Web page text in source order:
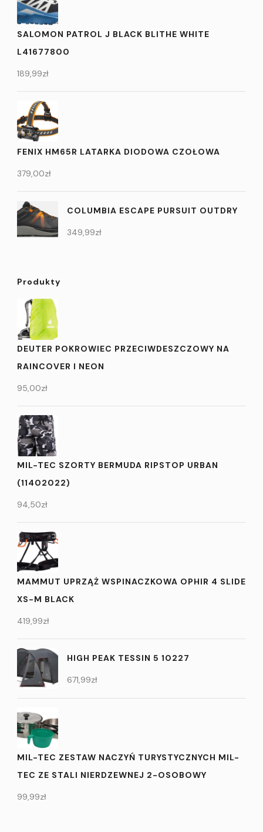
SALOMON PATROL J BLACK BLITHE WHITE
L41677800
189,99zł
FENIX HM65R LATARKA DIODOWA CZOŁOWA
379,00zł
COLUMBIA ESCAPE PURSUIT OUTDRY
349,99zł
Produkty
DEUTER POKROWIEC PRZECIWDESZCZOWY NA
RAINCOVER I NEON
95,00zł
MIL-TEC SZORTY BERMUDA RIPSTOP URBAN
(11402022)
94,50zł
MAMMUT UPRZĄŻ WSPINACZKOWA OPHIR 4 SLIDE
XS-M BLACK
419,99zł
HIGH PEAK TESSIN 5 10227
671,99zł
MIL-TEC ZESTAW NACZYŃ TURYSTYCZNYCH MIL-
TEC ZE STALI NIERDZEWNEJ 2-OSOBOWY
99,99zł